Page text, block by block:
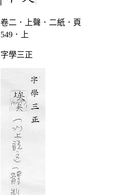
卷二．上聲．二紙．頁
549．上
字學三正